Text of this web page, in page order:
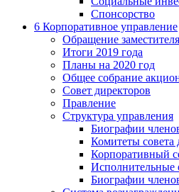
Спонсорство
6 Корпоративное управление
Обращение
Итоги 2019 года
Планы на 2020 год
Общее собрание
Совет директоров
Правление
Структура управления
Биографии
Комитеты совета
Корпоративный
Исполнительные
Биографии